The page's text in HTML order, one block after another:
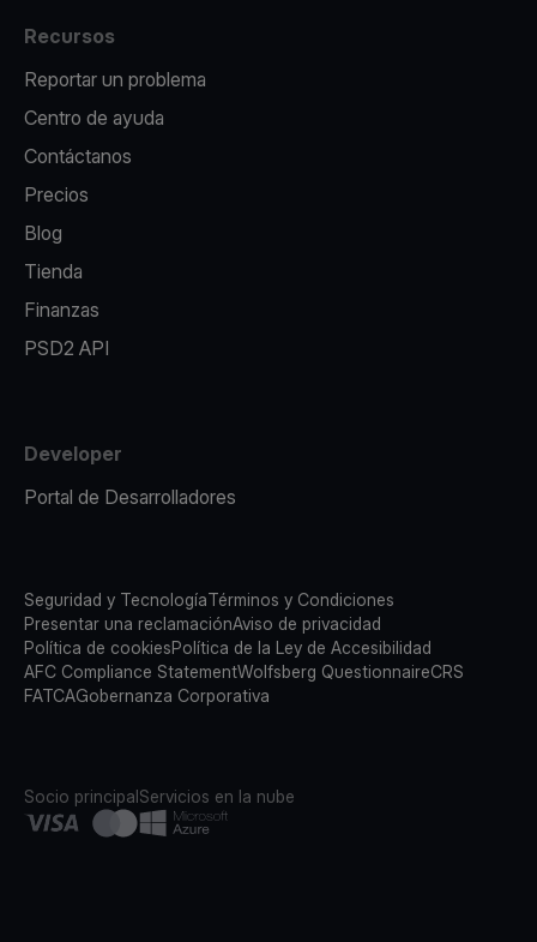
Recursos
Reportar un problema
Centro de ayuda
Contáctanos
Precios
Blog
Tienda
Finanzas
PSD2 API
Developer
Portal de Desarrolladores
Seguridad y TecnologíaTérminos y Condiciones
Presentar una reclamaciónAviso de privacidad
Política de cookiesPolítica de la Ley de Accesibilidad
AFC Compliance StatementWolfsberg QuestionnaireCRS
FATCAGobernanza Corporativa
Socio principalServicios en la nube